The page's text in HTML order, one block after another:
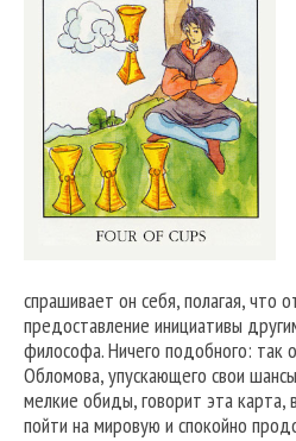
спрашивает он себя, полагая, что
предоставление инициативы
философа. Ничего подобного: так
Обломова, упускающего свои
мелкие обиды, говорит эта карта,
пойти на мировую и спокойно